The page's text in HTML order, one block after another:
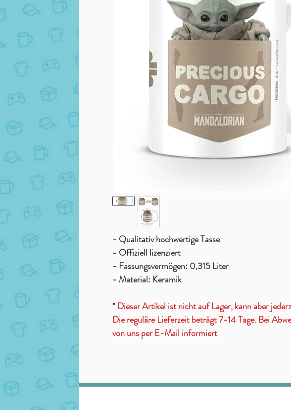
- Qualitativ hochwertige Tasse
- Offiziell lizenziert
- Fassungsvermögen: 0,315 Liter
- Material: Keramik
* Dieser Artikel ist nicht auf Lager, kann aber
Die reguläre Lieferzeit beträgt 7-14 Tage. Bei
von uns per E-Mail informiert